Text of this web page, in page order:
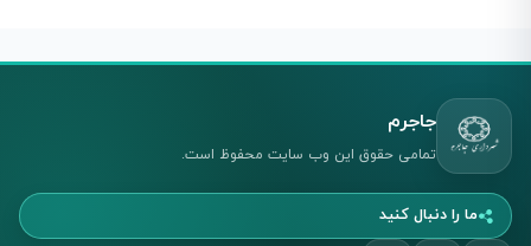
جاجرم
تمامی حقوق این وب سایت محفوظ است.
ما را دنبال کنید